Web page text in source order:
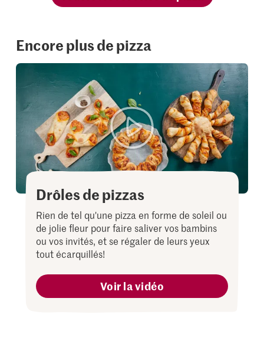
Encore plus de pizza
Drôles de pizzas
Rien de tel qu'une pizza en forme de soleil ou
de jolie fleur pour faire saliver vos bambins
ou vos invités, et se régaler de leurs yeux
tout écarquillés!
Voir la vidéo